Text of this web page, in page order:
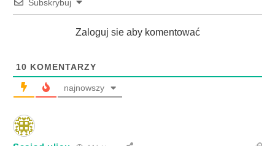
Subskrybuj
Zaloguj sie aby komentować
10 KOMENTARZY
najnowszy